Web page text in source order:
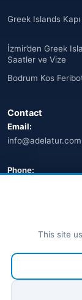
Greek Islands
İzmir’den Greek
Saatler ve Vize
Bodrum Kos
Contact
Email:
info@adelatur.com
Phone:
This site